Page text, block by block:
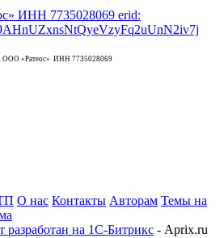
ООО «Ратеос» ИНН 7735028069
О нас Контакты Авторам Темы на
разработан на 1С-Битрикс - Aprix.ru